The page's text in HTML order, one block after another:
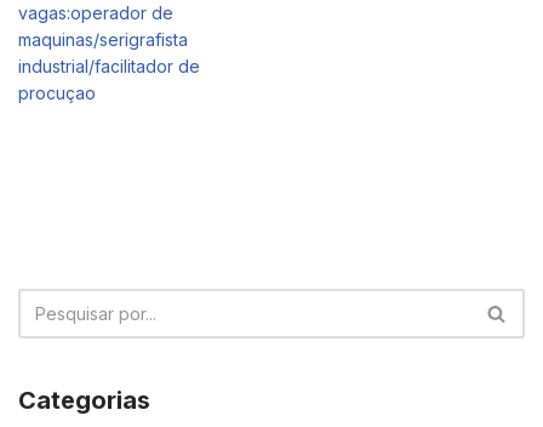
vagas:operador de
maquinas/serigrafista
industrial/facilitador de
procuçao
Categorias